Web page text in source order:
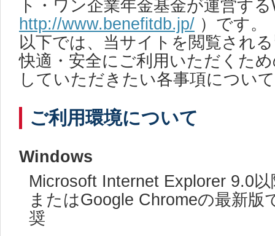
ト・ワン企業年金基金が運営す
http://www.benefitdb.jp/ ）です。
以下では、当サイトを閲覧され
快適・安全にご利用いただくた
していただきたい各事項につい
ご利用環境について
Windows
Microsoft Internet Explorer 9.0
またはGoogle Chromeの最新版
奨